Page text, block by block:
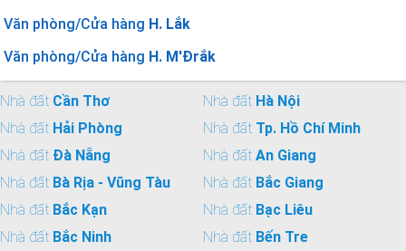
Văn phòng/Cửa hàng H. Lắk
Văn phòng/Cửa hàng H. M'Đrắk
Nhà đất Cần Thơ Nhà đất Hà Nội
Nhà đất Hải Phòng Nhà đất Tp. Hồ Chí Minh
Nhà đất Đà Nẵng Nhà đất An Giang
Nhà đất Bà Rịa - Vũng Tàu Nhà đất Bắc Giang
Nhà đất Bắc Kạn Nhà đất Bạc Liêu
Nhà đất Bắc Ninh Nhà đất Bến Tre